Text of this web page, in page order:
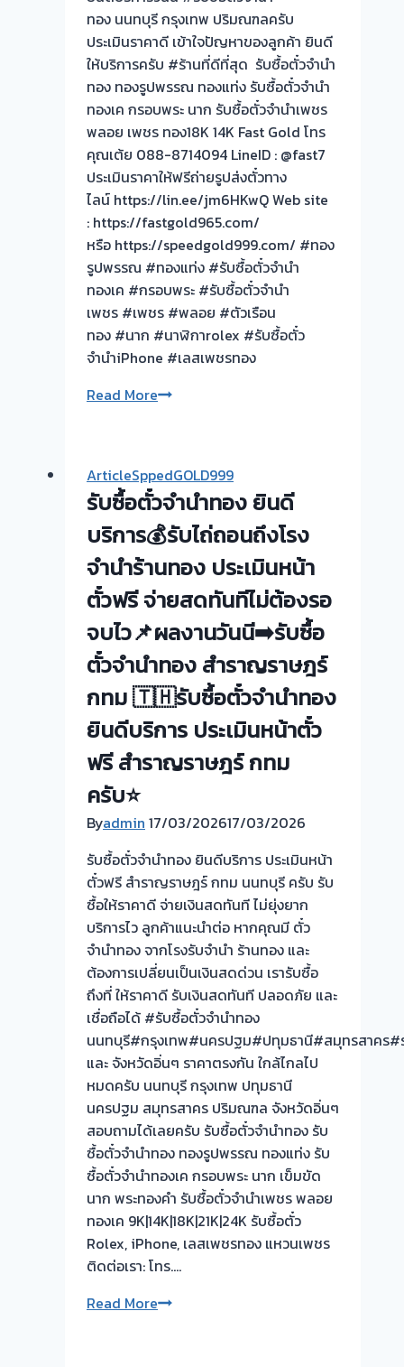
ฟรี
บางเลน
นครปฐม
ครับ
⭐⭐⭐⭐⭐
ทอง
ประเมิน
ตั๋ว
ฟรี
จ่าย
เงิน
ทันที
ไม่
ต้อง
รอ
จบ
หน้า
งาน
📌
รับ
ซื้อ
จำนำ
ซื้อ
ทอง
|
ขอบคุณ
ลูกค้า
ราชพฤกษ์-
ท่า
อิฐ
ทอง นนทบุรี กรุงเทพ ปริมณฑลครับ
ประเมินราคาดี เข้าใจปัญหาของลูกค้า ยินดี
ให้บริการครับ #ร้านที่ดีที่สุด รับซื้อตั๋วจำนำ
ทอง ทองรูปพรรณ ทองแท่ง รับซื้อตั๋วจำนำ
ทองเค กรอบพระ นาก รับซื้อตั๋วจำนำเพชร
พลอย เพชร ทอง18K 14K Fast Gold โทร
คุณเต้ย 088-8714094 LineID : @fast7
ประเมินราคาให้ฟรีถ่ายรูปส่งตั๋วทาง
ไลน์ https://lin.ee/jm6HKwQ Web site
: https://fastgold965.com/
หรือ https://speedgold999.com/ #ทอง
รูปพรรณ #ทองแท่ง #รับซื้อตั๋วจำนำ
ทองเค #กรอบพระ #รับซื้อตั๋วจำนำ
เพชร #เพชร #พลอย #ตัวเรือน
ทอง #นาก #นาฬิกาrolex #รับซื้อตั๋ว
จำนำiPhone #เลสเพชรทอง
Read Moreยินดี
ที่
ลูกค้า
ได้
รับ
จาก
การ
ตั๋ว
จำนำ
ArticleSppedGOLD999
รับซื้อตั๋วจำนำทอง ยินดี
บริการ💰รับไถ่ถอนถึงโรง
จำนำร้านทอง ประเมินหน้า
ตั๋วฟรี จ่ายสดทันทีไม่ต้องรอ
จบไว📌ผลงานวันนี➡️รับซื้อ
ตั๋วจำนำทอง สำราญราษฎร์
กทม 🇹🇭รับซื้อตั๋วจำนำทอง
ยินดีบริการ ประเมินหน้าตั๋ว
ฟรี สำราญราษฎร์ กทม
ครับ⭐
Byadmin 17/03/202617/03/2026
รับซื้อตั๋วจำนำทอง ยินดีบริการ ประเมินหน้า
ตั๋วฟรี สำราญราษฎร์ กทม นนทบุรี ครับ รับ
ซื้อให้ราคาดี จ่ายเงินสดทันที ไม่ยุ่งยาก
บริการไว ลูกค้าแนะนำต่อ หากคุณมี ตั๋ว
จำนำทอง จากโรงรับจำนำ ร้านทอง และ
ต้องการเปลี่ยนเป็นเงินสดด่วน เรารับซื้อ
ถึงที่ ให้ราคาดี รับเงินสดทันที ปลอดภัย และ
เชื่อถือได้ #รับซื้อตั๋วจำนำทอง
นนทบุรี#กรุงเทพ#นครปฐม#ปทุมธานี#สมุทรสาคร#
และ จังหวัดอิ่นๆ ราคาตรงกัน ใกล้ไกลไป
หมดครับ นนทบุรี กรุงเทพ ปทุมธานี
นครปฐม สมุทรสาคร ปริมณฑล จังหวัดอิ่นๆ
สอบถามได้เลยครับ รับซื้อตั๋วจำนำทอง รับ
ซื้อตั๋วจำนำทอง ทองรูปพรรณ ทองแท่ง รับ
ซื้อตั๋วจำนำทองเค กรอบพระ นาก เข็มขัด
นาก พระทองคำ รับซื้อตั๋วจำนำเพชร พลอย
ทองเค 9K|14K|18K|21K|24K รับซื้อตั๋ว
Rolex, iPhone, เลสเพชรทอง แหวนเพชร
ติดต่อเรา: โทร….
Read Moreรับ